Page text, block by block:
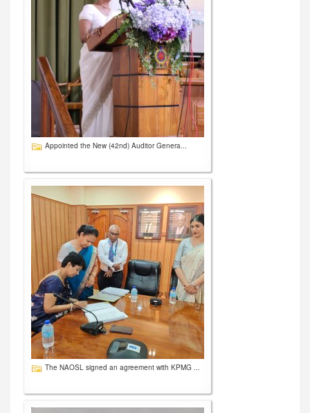
Appointed the New (42nd) Auditor Genera...
The NAOSL signed an agreement with KPMG ...